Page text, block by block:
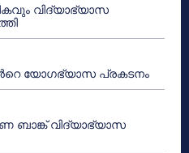
വിദ്യാഭ്യാസ
യോഗഭ്യാസ പ്രകടനം
ബാങ്ക് വിദ്യാഭ്യാസ